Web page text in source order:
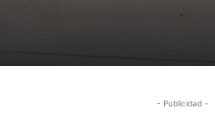
- Publicidad -